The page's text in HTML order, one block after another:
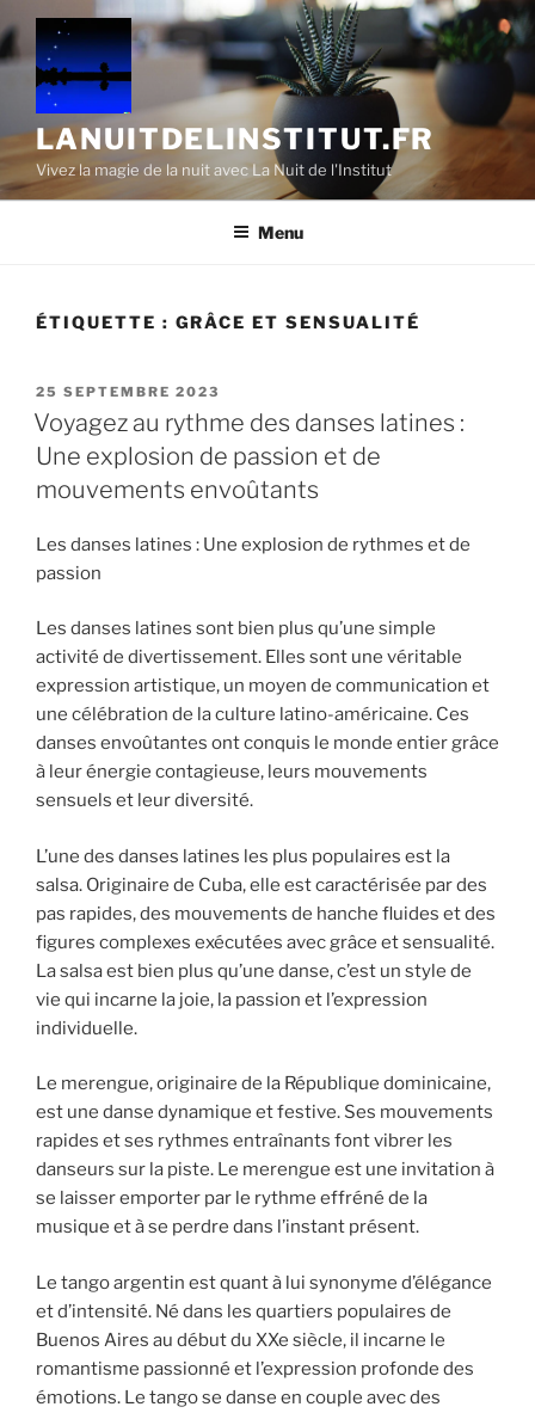
Aller
au
contenu
principal
LANUITDELINSTITUT.FR
Vivez la magie de la nuit avec La Nuit de l'Institut
Menu
ÉTIQUETTE : GRÂCE ET SENSUALITÉ
PUBLIÉ
LE
25 SEPTEMBRE 2023
Voyagez au rythme des danses latines :
Une explosion de passion et de
mouvements envoûtants
Les danses latines : Une explosion de rythmes et de
passion
Les danses latines sont bien plus qu’une simple
activité de divertissement. Elles sont une véritable
expression artistique, un moyen de communication et
une célébration de la culture latino-américaine. Ces
danses envoûtantes ont conquis le monde entier grâce
à leur énergie contagieuse, leurs mouvements
sensuels et leur diversité.
L’une des danses latines les plus populaires est la
salsa. Originaire de Cuba, elle est caractérisée par des
pas rapides, des mouvements de hanche fluides et des
figures complexes exécutées avec grâce et sensualité.
La salsa est bien plus qu’une danse, c’est un style de
vie qui incarne la joie, la passion et l’expression
individuelle.
Le merengue, originaire de la République dominicaine,
est une danse dynamique et festive. Ses mouvements
rapides et ses rythmes entraînants font vibrer les
danseurs sur la piste. Le merengue est une invitation à
se laisser emporter par le rythme effréné de la
musique et à se perdre dans l’instant présent.
Le tango argentin est quant à lui synonyme d’élégance
et d’intensité. Né dans les quartiers populaires de
Buenos Aires au début du XXe siècle, il incarne le
romantisme passionné et l’expression profonde des
émotions. Le tango se danse en couple avec des